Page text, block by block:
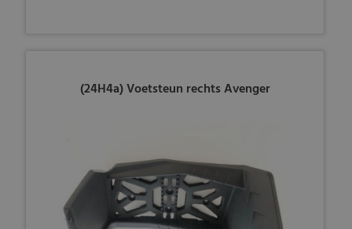
(24H4a) Voetsteun rechts Avenger